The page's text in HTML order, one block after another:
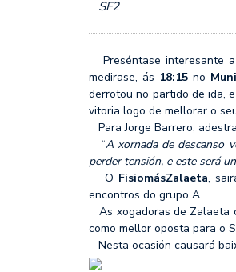
SF2
Preséntase interesante
medirase, ás 18:15 no
derrotou no partido de ida,
vitoria logo de mellorar o
Para Jorge Barrero,
“A xornada de descanso
perder tensión, e este será
O FisiomásZalaeta,
encontros do grupo A.
As xogadoras de Zalaeta
como mellor oposta para o
Nesta ocasión causará